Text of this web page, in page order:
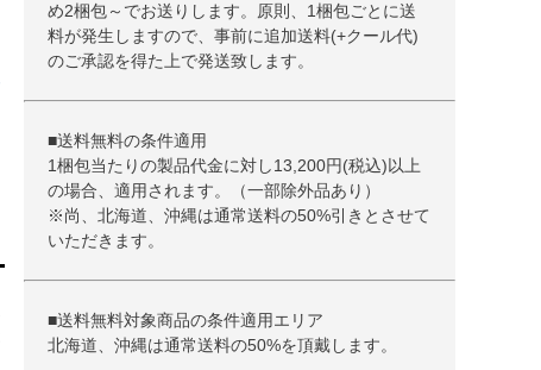
め2梱包～でお送りします。原則、1梱包ごとに送
料が発生しますので、事前に追加送料(+クール代)
のご承認を得た上で発送致します。
■送料無料の条件適用
1梱包当たりの製品代金に対し13,200円(税込)以上
の場合、適用されます。（一部除外品あり）
※尚、北海道、沖縄は通常送料の50%引きとさせて
いただきます。
■送料無料対象商品の条件適用エリア
北海道、沖縄は通常送料の50%を頂戴します。